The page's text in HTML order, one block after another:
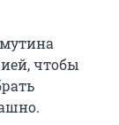
чтобы